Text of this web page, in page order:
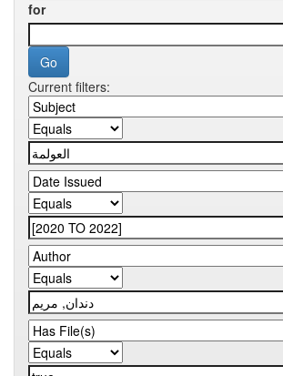
for
Current filters: